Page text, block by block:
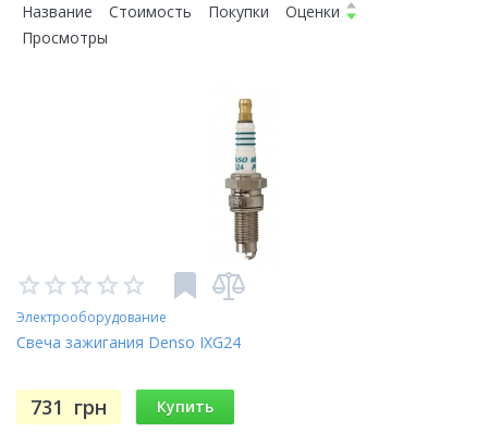
Название
Стоимость Покупки
Оценки
Просмотры
Электрооборудование
Свеча зажигания Denso IXG24
731 грн Купить